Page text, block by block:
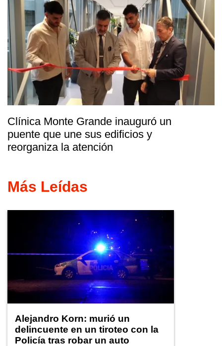
Clínica Monte Grande inauguró un
puente que une sus edificios y
reorganiza la atención
Más Leídas
Alejandro Korn: murió un
delincuente en un tiroteo con la
Policía tras robar un auto